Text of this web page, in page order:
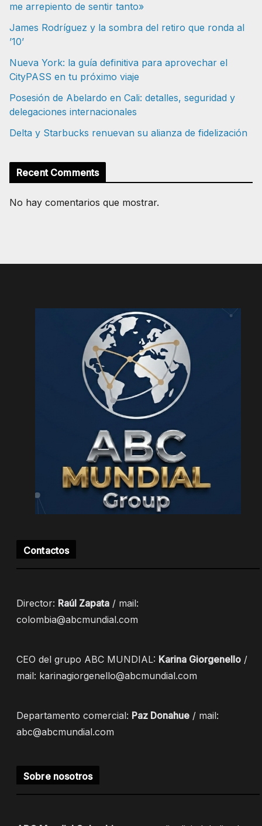
me arrepiento de sentir tanto»
James Rodríguez y la sombra del retiro que ronda al
’10’
Nueva York: la guía definitiva para aprovechar el
CityPASS en tu próximo viaje
Posesión de Abelardo en Cali: detalles, seguridad y
delegaciones internacionales
Delta y Starbucks renuevan su alianza de fidelización
Recent Comments
No hay comentarios que mostrar.
Contactos
Director: Raúl Zapata / mail:
colombia@abcmundial.com
CEO del grupo ABC MUNDIAL: Karina Giorgenello /
mail: karinagiorgenello@abcmundial.com
Departamento comercial: Paz Donahue / mail:
abc@abcmundial.com
Sobre nosotros